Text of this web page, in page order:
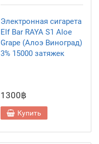
Электронная сигарета
Elf Bar RAYA S1 Aloe
Grape (Алоэ Виноград)
3% 15000 затяжек
1300฿
Купить